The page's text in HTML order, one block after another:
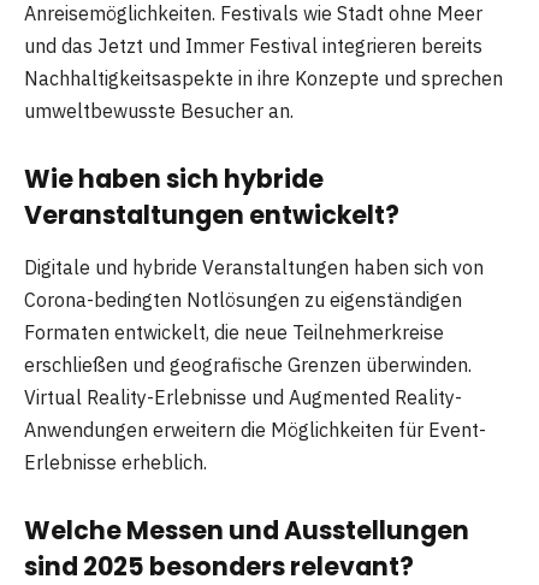
Anreisemöglichkeiten. Festivals wie Stadt ohne Meer
und das Jetzt und Immer Festival integrieren bereits
Nachhaltigkeitsaspekte in ihre Konzepte und sprechen
umweltbewusste Besucher an.
Wie haben sich hybride
Veranstaltungen entwickelt?
Digitale und hybride Veranstaltungen haben sich von
Corona-bedingten Notlösungen zu eigenständigen
Formaten entwickelt, die neue Teilnehmerkreise
erschließen und geografische Grenzen überwinden.
Virtual Reality-Erlebnisse und Augmented Reality-
Anwendungen erweitern die Möglichkeiten für Event-
Erlebnisse erheblich.
Welche Messen und Ausstellungen
sind 2025 besonders relevant?